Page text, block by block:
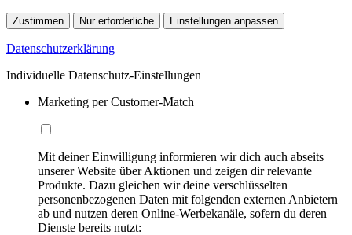
Zustimmen Nur erforderliche Einstellungen anpassen
Datenschutzerklärung
Individuelle Datenschutz-Einstellungen
Marketing per Customer-Match
Mit deiner Einwilligung informieren wir dich auch abseits
unserer Website über Aktionen und zeigen dir relevante
Produkte. Dazu gleichen wir deine verschlüsselten
personenbezogenen Daten mit folgenden externen Anbietern
ab und nutzen deren Online-Werbekanäle, sofern du deren
Dienste bereits nutzt: